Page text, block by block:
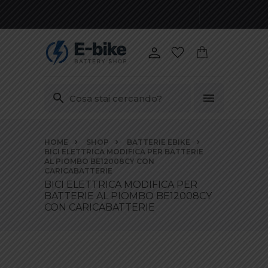
contenuti
HOME SHOP
BATTERIE EBIKE
BICI ELETTRICA MODIFICA PER BATTERIE
AL PIOMBO BE12008CY CON
CARICABATTERIE
BICI ELETTRICA MODIFICA PER
BATTERIE AL PIOMBO BE12008CY
CON CARICABATTERIE